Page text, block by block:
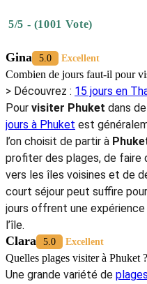
5/5 - (1001 Vote)
Gina 5.0 Excellent
Combien de jours faut-il pour
> Découvrez : 15 jours en
Pour visiter Phuket dans
jours à Phuket est
l’on choisit de partir à
profiter des plages, de faire
vers les îles voisines et de
court séjour peut suffire
jours offrent une
l’île.
Clara 5.0 Excellent
Quelles plages visiter à Phuket ?
Une grande variété de